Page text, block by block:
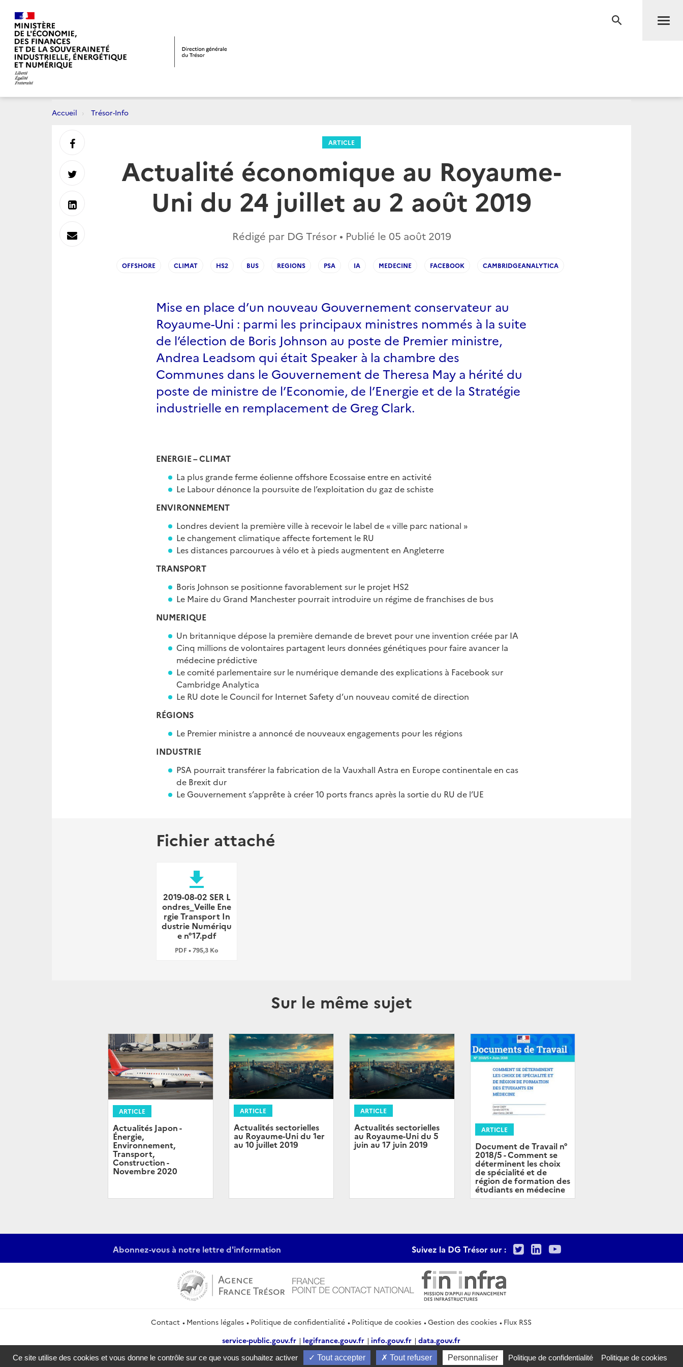
RECHERCHE
Accueil Trésor-Info
ARTICLE
Actualité économique au Royaume-
Uni du 24 juillet au 2 août 2019
Rédigé par DG Trésor • Publié le 05 août 2019
OFFSHORE CLIMAT HS2 BUS REGIONS PSA IA MEDECINE FACEBOOK CAMBRIDGEANALYTICA
Mise en place d’un nouveau Gouvernement conservateur au
Royaume-Uni : parmi les principaux ministres nommés à la suite
de l’élection de Boris Johnson au poste de Premier ministre,
Andrea Leadsom qui était Speaker à la chambre des
Communes dans le Gouvernement de Theresa May a hérité du
poste de ministre de l’Economie, de l’Energie et de la Stratégie
industrielle en remplacement de Greg Clark.
ENERGIE – CLIMAT
La plus grande ferme éolienne offshore Ecossaise entre en activité
Le Labour dénonce la poursuite de l’exploitation du gaz de schiste
ENVIRONNEMENT
Londres devient la première ville à recevoir le label de « ville parc national »
Le changement climatique affecte fortement le RU
Les distances parcourues à vélo et à pieds augmentent en Angleterre
TRANSPORT
Boris Johnson se positionne favorablement sur le projet HS2
Le Maire du Grand Manchester pourrait introduire un régime de franchises de bus
NUMERIQUE
Un britannique dépose la première demande de brevet pour une invention créée par IA
Cinq millions de volontaires partagent leurs données génétiques pour faire avancer la
médecine prédictive
Le comité parlementaire sur le numérique demande des explications à Facebook sur
Cambridge Analytica
Le RU dote le Council for Internet Safety d’un nouveau comité de direction
RÉGIONS
Le Premier ministre a annoncé de nouveaux engagements pour les régions
INDUSTRIE
PSA pourrait transférer la fabrication de la Vauxhall Astra en Europe continentale en cas
de Brexit dur
Le Gouvernement s’apprête à créer 10 ports francs après la sortie du RU de l’UE
Fichier attaché
file_download
2019-08-02 SER L
ondres_Veille Ene
rgie Transport In
dustrie Numériqu
e n°17.pdf
PDF • 795,3 Ko
Sur le même sujet
ARTICLE
Actualités Japon -
Énergie,
Environnement,
Transport,
Construction -
Novembre 2020
ARTICLE
Actualités sectorielles
au Royaume-Uni du 1er
au 10 juillet 2019
ARTICLE
Actualités sectorielles
au Royaume-Uni du 5
juin au 17 juin 2019
ARTICLE
Document de Travail n°
2018/5 - Comment se
déterminent les choix
de spécialité et de
région de formation des
étudiants en médecine
Partager
sur
Partager
sur
Partager
sur
Envoyer
Abonnez-vous à notre lettre d'information Suivez la DG Trésor sur : TwitterLinkedIn
Youtube
Contact Mentions légales Politique de confidentialité Politique de cookies Gestion des cookies
Flux RSS
service-public.gouv.fr
legifrance.gouv.fr info.gouv.fr
data.gouv.fr
2026 Direction générale du Trésor
Ce site utilise des cookies et vous donne le contrôle sur ce que vous souhaitez activer Tout accepter Tout refuser Personnaliser Politique de confidentialité Politique de cookies